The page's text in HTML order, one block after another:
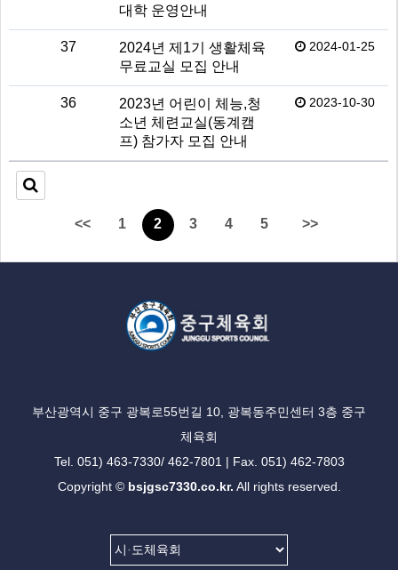
대학 운영안내
37
2024년 제1기 생활체육
무료교실 모집 안내
2024-01-25
36
2023년 어린이 체능,청
소년 체련교실(동계캠
프) 참가자 모집 안내
2023-10-30
<< 1 2 3 4 5 >>
부산광역시 중구 광복로55번길 10, 광복동주민센터 3층 중구
체육회
Tel. 051) 463-7330/ 462-7801 | Fax. 051) 462-7803
Copyright © bsjgsc7330.co.kr. All rights reserved.